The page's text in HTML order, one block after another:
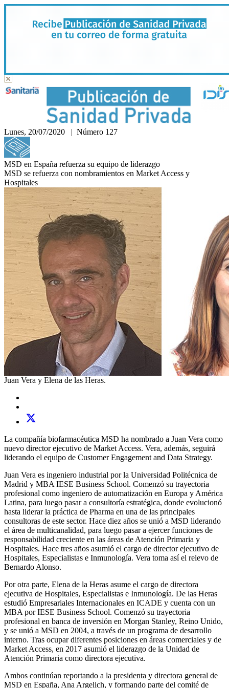
Lunes, 20/07/2020 | Número 127
MSD en España refuerza su equipo de liderazgo
MSD se refuerza con nombramientos en Market Access y
Hospitales
Juan Vera y Elena de las Heras.
La compañía biofarmacéutica MSD ha nombrado a Juan Vera como
nuevo director ejecutivo de Market Access. Vera, además, seguirá
liderando el equipo de Customer Engagement and Data Strategy.
Juan Vera es ingeniero industrial por la Universidad Politécnica de
Madrid y MBA IESE Business School. Comenzó su trayectoria
profesional como ingeniero de automatización en Europa y América
Latina, para luego pasar a consultoría estratégica, donde evolucionó
hasta liderar la práctica de Pharma en una de las principales
consultoras de este sector. Hace diez años se unió a MSD liderando
el área de multicanalidad, para luego pasar a ejercer funciones de
responsabilidad creciente en las áreas de Atención Primaria y
Hospitales. Hace tres años asumió el cargo de director ejecutivo de
Hospitales, Especialistas e Inmunología. Vera toma así el relevo de
Bernardo Alonso.
Por otra parte, Elena de la Heras asume el cargo de directora
ejecutiva de Hospitales, Especialistas e Inmunología. De las Heras
estudió Empresariales Internacionales en ICADE y cuenta con un
MBA por IESE Business School. Comenzó su trayectoria
profesional en banca de inversión en Morgan Stanley, Reino Unido,
y se unió a MSD en 2004, a través de un programa de desarrollo
interno. Tras ocupar diferentes posiciones en áreas comerciales y de
Market Access, en 2017 asumió el liderazgo de la Unidad de
Atención Primaria como directora ejecutiva.
Ambos continúan reportando a la presidenta y directora general de
MSD en España, Ana Argelich, y formando parte del comité de